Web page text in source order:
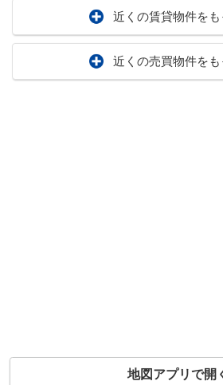
近くの賃貸物件をも
近くの売買物件をも
地図アプリで開